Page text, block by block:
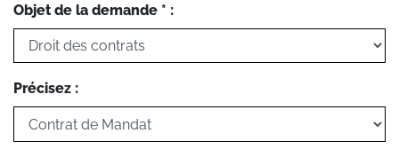
Objet de la demande * :
Précisez :